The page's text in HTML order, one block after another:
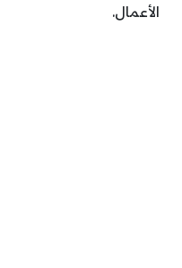
الأعمال.